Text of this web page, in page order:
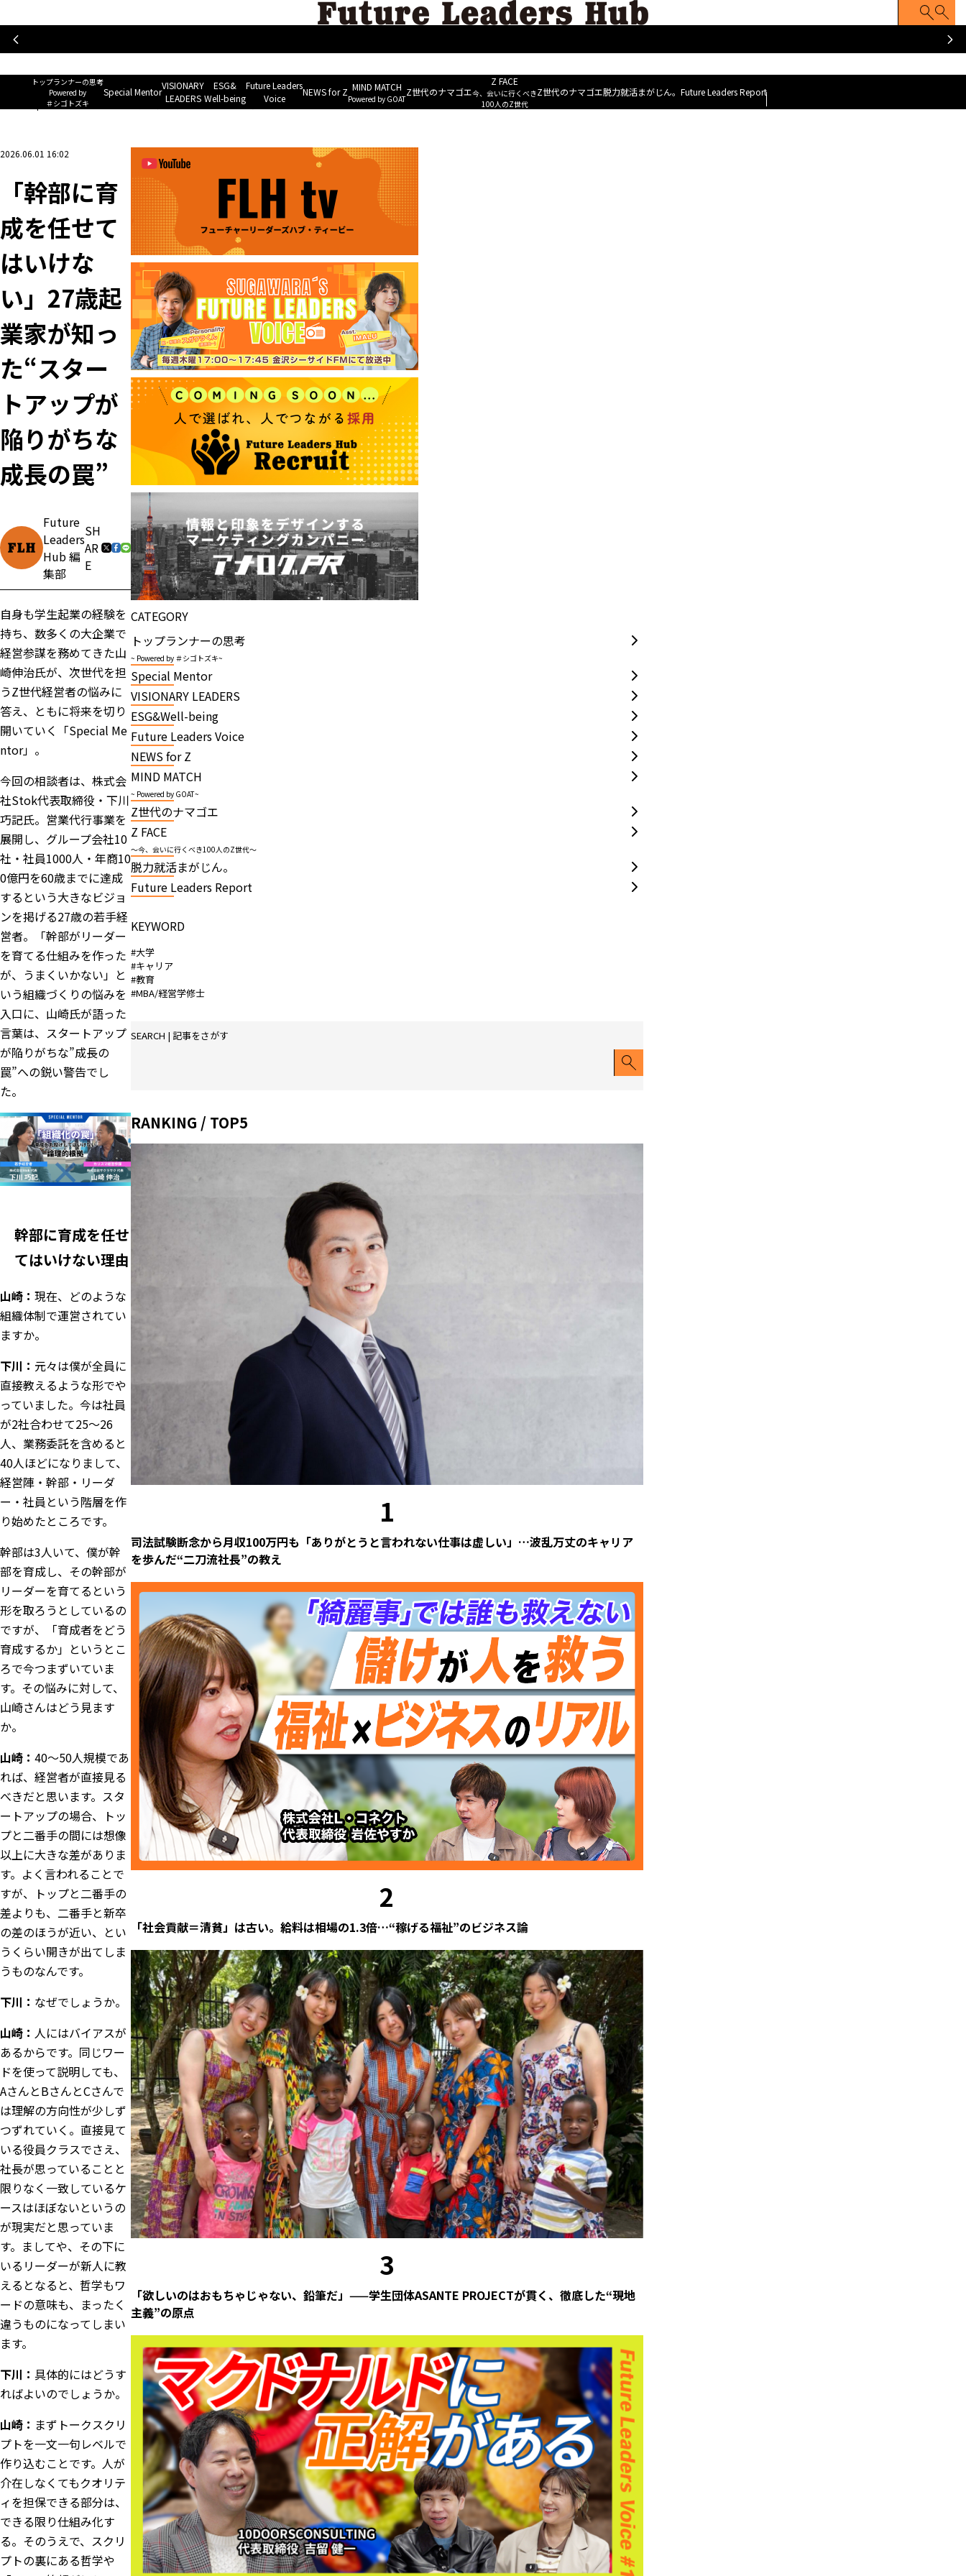
脱力就活まが
トップランナーの思考
Powered by
＃シゴトズキ
Special Mentor
VISIONARY
LEADERS
ESG&
Well-being
Future Leaders
Voice
NEWS for Z MIND MATCH
Powered by GOAT
Z世代のナマゴエ
Z FACE
今、会いに行くべき
100人のZ世代
Z世代のナマゴエ脱力就活まがじん。 Future Leaders Report
Special Mentor 「幹部に育成を任せてはいけない」27歳起業家が知った“スタートアップが陥りがちな成長の罠”
2026.06.01 16:02
「幹部に育
成を任せて
はいけな
い」27歳起
業家が知っ
た“スター
トアップが
陥りがちな
成長の罠”
Future
Leaders
Hub 編
集部
SH
AR
E
自身も学生起業の経験を
持ち、数多くの大企業で
経営参謀を務めてきた山
崎伸治氏が、次世代を担
うZ世代経営者の悩みに
答え、ともに将来を切り
開いていく「Special Me
ntor」。
今回の相談者は、株式会
社Stok代表取締役・下川
巧記氏。営業代行事業を
展開し、グループ会社10
社・社員1000人・年商10
0億円を60歳までに達成
するという大きなビジョ
ンを掲げる27歳の若手経
営者。「幹部がリーダー
を育てる仕組みを作った
が、うまくいかない」と
いう組織づくりの悩みを
入口に、山崎氏が語った
言葉は、スタートアップ
が陥りがちな”成長の
罠”への鋭い警告でし
た。
幹部に育成を任せ
てはいけない理由
山崎： 現在、どのような
組織体制で運営されてい
ますか。
下川： 元々は僕が全員に
直接教えるような形でや
っていました。今は社員
が2社合わせて25〜26
人、業務委託を含めると
40人ほどになりまして、
経営陣・幹部・リーダ
ー・社員という階層を作
り始めたところです。
幹部は3人いて、僕が幹
部を育成し、その幹部が
リーダーを育てるという
形を取ろうとしているの
ですが、「育成者をどう
育成するか」というとこ
ろで今つまずいていま
す。その悩みに対して、
山崎さんはどう見ます
か。
山崎： 40〜50人規模であ
れば、経営者が直接見る
べきだと思います。スタ
ートアップの場合、トッ
プと二番手の間には想像
以上に大きな差がありま
す。よく言われることで
すが、トップと二番手の
差よりも、二番手と新卒
の差のほうが近い、とい
うくらい開きが出てしま
うものなんです。
下川： なぜでしょうか。
山崎： 人にはバイアスが
あるからです。同じワー
ドを使って説明しても、
AさんとBさんとCさんで
は理解の方向性が少しず
つずれていく。直接見て
いる役員クラスでさえ、
社長が思っていることと
限りなく一致しているケ
ースはほぼないというの
が現実だと思っていま
す。ましてや、その下に
いるリーダーが新人に教
えるとなると、哲学もワ
ードの意味も、まったく
違うものになってしまい
ます。
下川： 具体的にはどうす
ればよいのでしょうか。
山崎： まずトークスクリ
プトを一文一句レベルで
作り込むことです。人が
介在しなくてもクオリテ
ィを担保できる部分は、
できる限り仕組み化す
る。そのうえで、スクリ
プトの裏にある哲学や
CATEGORY
トップランナーの思考
~ Powered by ＃シゴトズキ~
Special Mentor
VISIONARY LEADERS
ESG&Well-being
Future Leaders Voice
NEWS for Z
MIND MATCH
~ Powered by GOAT~
Z世代のナマゴエ
Z FACE
～今、会いに行くべき100人のZ世代～
脱力就活まがじん。
Future Leaders Report
KEYWORD
#大学
#キャリア
#教育
#MBA/経営学修士
SEARCH | 記事をさがす
RANKING / TOP5
1
司法試験断念から月収100万円も「ありがとうと言われない仕事は虚しい」…波乱万丈のキャリア
を歩んだ“二刀流社長”の教え
2
「社会貢献＝清貧」は古い。給料は相場の1.3倍…“稼げる福祉”のビジネス論
3
「欲しいのはおもちゃじゃない、鉛筆だ」——学生団体ASANTE PROJECTが貫く、徹底した“現地
主義”の原点